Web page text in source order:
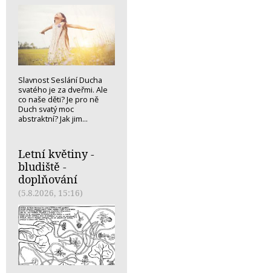
Slavnost Seslání Ducha
svatého je za dveřmi. Ale
co naše děti? Je pro ně
Duch svatý moc
abstraktní? Jak jim...
Letní květiny -
bludiště -
doplňování
(5.8.2026, 15:16)